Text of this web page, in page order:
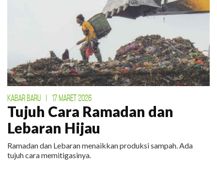
KABAR BARU 17 MARET 2026
Tujuh Cara Ramadan dan
Lebaran Hijau
Ramadan dan Lebaran menaikkan produksi sampah. Ada
tujuh cara memitigasinya.